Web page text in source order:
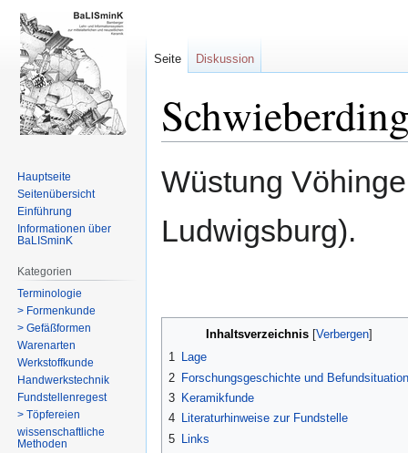
Navigation
Suche
Wüstung
Ludwigsburg).
Inhaltsverzeichnis
1 Lage
2 Forschungsgeschichte und Befundsituation
3 Keramikfunde
4 Literaturhinweise zur Fundstelle
5
Links
Seite Diskussion
Hauptseite
Seitenübersicht
Einführung
Informationen über
BaLISminK
Kategorien
Terminologie
> Formenkunde
> Gefäßformen
Warenarten
Werkstoffkunde
Handwerkstechnik
Fundstellenregest
> Töpfereien
wissenschaftliche
Methoden